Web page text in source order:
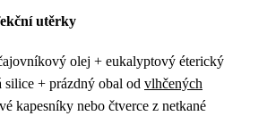
utěrky
olej + eukalyptový éterický
silice + prázdný obal od vlhčených
kapesníky nebo čtverce z netkané